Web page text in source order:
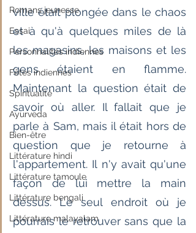
Romans jeunesse
Essai
Personnalités indiennes
Fêtes indiennes
Spiritualité
Ayurveda
Bien-être
Littérature hindi
Littérature tamoule
Littérature bengali
Littérature malayalam
ville était plongée dans le chaos
et à qu'à quelques miles de là
les magasins, les maisons et les
gens étaient en flamme.
Maintenant la question était de
savoir où aller. Il fallait que je
parle à Sam, mais il était hors de
question que je retourne à
l'appartement. Il n'y avait qu'une
façon de lui mettre la main
dessus. Le seul endroit où je
pourrais le retrouver sans que la